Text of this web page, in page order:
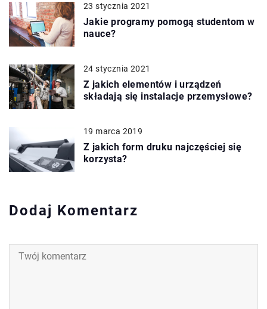
23 stycznia 2021
Jakie programy pomogą studentom w
nauce?
24 stycznia 2021
Z jakich elementów i urządzeń
składają się instalacje przemysłowe?
19 marca 2019
Z jakich form druku najczęściej się
korzysta?
Dodaj Komentarz